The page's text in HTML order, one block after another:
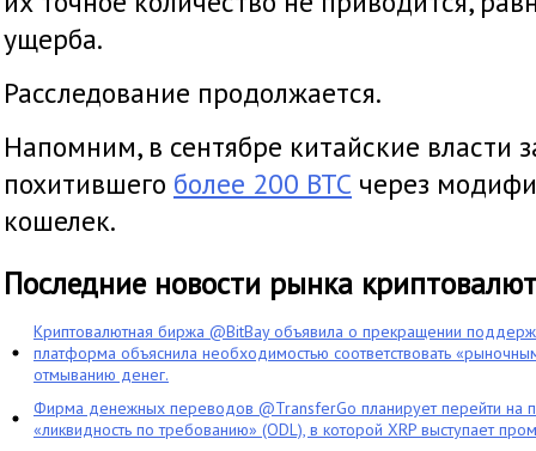
ущерба.
Расследование продолжается.
Напомним, в сентябре китайские власти
похитившего более 200 ВТС через
кошелек.
Последние новости рынка криптовалют
Криптовалютная биржа @BitBay объявила о прекращении
платформа объяснила необходимостью соответствовать
отмыванию денег.
Фирма денежных переводов @TransferGo планирует перейти на
«ликвидность по требованию» (ODL), в которой XRP выступает